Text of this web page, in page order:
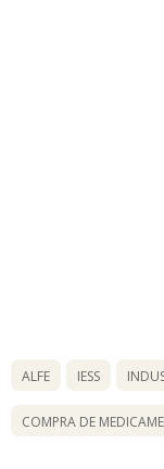
ALFE IESS
COMPRA DE